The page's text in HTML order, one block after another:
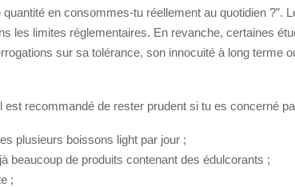
quantité en consommes-tu réellement au quotidien ?”.
les limites réglementaires. En revanche, certaines
sur sa tolérance, son innocuité à long terme
est recommandé de rester prudent si tu es concerné
plusieurs boissons light par jour ;
beaucoup de produits contenant des édulcorants ;
;